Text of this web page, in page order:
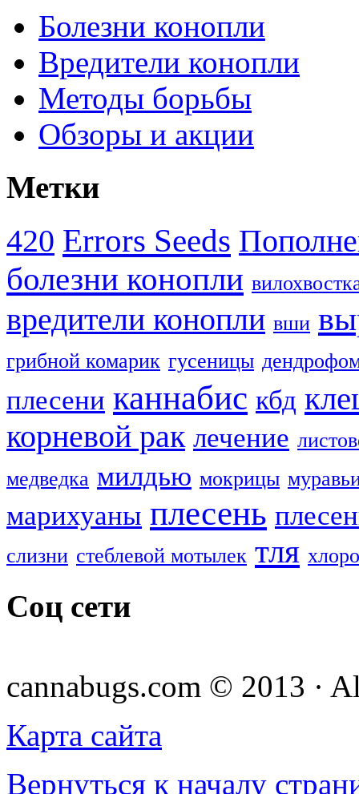
Болезни конопли
Вредители конопли
Методы борьбы
Обзоры и акции
Метки
420 Errors Seeds
болезни конопли
вредители конопли вши
грибной комарик гусеницы
плесени каннабис кбд
корневой рак лечение
медведка милдью мокрицы
марихуаны плесень
слизни стеблевой мотылек тля
Соц сети
cannabugs.com © 2013 ·
Карта сайта
Вернуться к началу